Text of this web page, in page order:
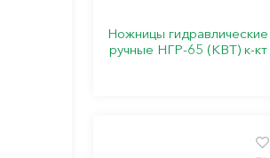
Ножницы гидравлические
ручные НГР-65 (КВТ) к-кт